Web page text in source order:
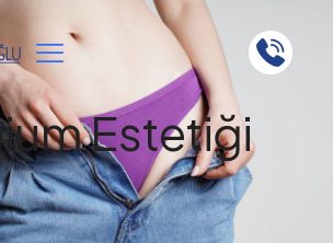
Estetiği